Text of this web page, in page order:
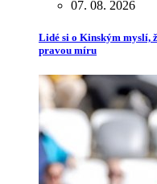
07. 08. 2026
Lidé si o Kinským myslí,
pravou míru